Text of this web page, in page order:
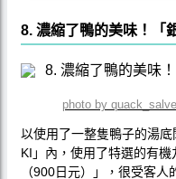
8. 濃縮了鴨的美味！「
photo by
以使用了一整隻鴨子的湯
KI」內，使用了特選的有
（900日元）」，很受客